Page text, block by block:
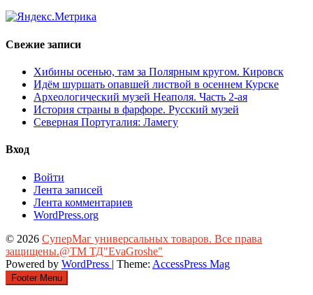
Свежие записи
Хибины осенью, там за Полярным кругом. Кировск
Идём шуршать опавшей листвой в осеннем Курске
Археологический музей Неаполя. Часть 2-ая
История страны в фарфоре. Русский музей
Северная Португалия: Ламегу
Вход
Войти
Лента записей
Лента комментариев
WordPress.org
© 2026 СуперМаг универсальных товаров. Все права
защищены.@ТМ ТД"EvaGroshe"
Powered by WordPress | Theme: AccessPress Mag
Footer Menu